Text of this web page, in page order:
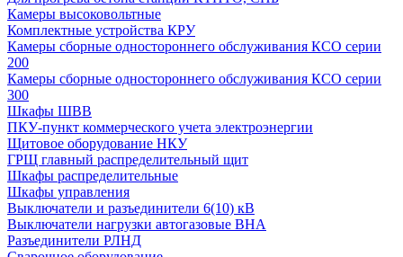
Камеры высоковольтные
Комплектные устройства КРУ
Камеры сборные одностороннего обслуживания КСО серии
200
Камеры сборные одностороннего обслуживания КСО серии
300
Шкафы ШВВ
ПКУ-пункт коммерческого учета электроэнергии
Щитовое оборудование НКУ
ГРЩ главный распределительный щит
Шкафы распределительные
Шкафы управления
Выключатели и разъединители 6(10) кВ
Выключатели нагрузки автогазовые ВНА
Разъединители РЛНД